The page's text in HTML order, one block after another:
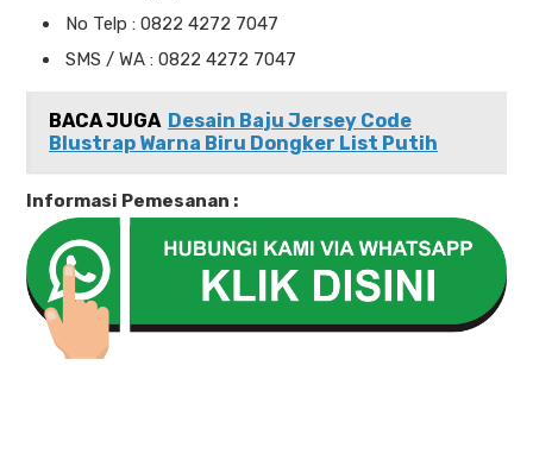
No Telp : 0822 4272 7047
SMS / WA : 0822 4272 7047
BACA JUGA Desain Baju Jersey Code
Blustrap Warna Biru Dongker List Putih
Informasi Pemesanan :